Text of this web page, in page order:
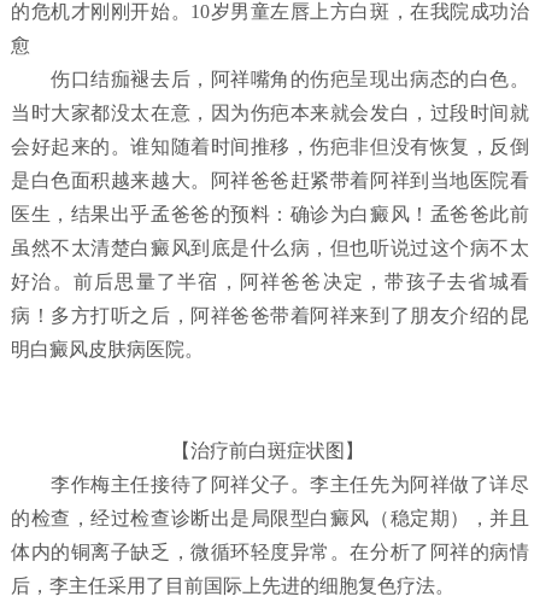
的危机才刚刚开始。10岁男童左唇上方白斑，在我院成功治
愈
伤口结痂褪去后，阿祥嘴角的伤疤呈现出病态的白色。
当时大家都没太在意，因为伤疤本来就会发白，过段时间就
会好起来的。谁知随着时间推移，伤疤非但没有恢复，反倒
是白色面积越来越大。阿祥爸爸赶紧带着阿祥到当地医院看
医生，结果出乎孟爸爸的预料：确诊为白癜风！孟爸爸此前
虽然不太清楚白癜风到底是什么病，但也听说过这个病不太
好治。前后思量了半宿，阿祥爸爸决定，带孩子去省城看
病！多方打听之后，阿祥爸爸带着阿祥来到了朋友介绍的昆
明白癜风皮肤病医院。
【治疗前白斑症状图】
李作梅主任接待了阿祥父子。李主任先为阿祥做了详尽
的检查，经过检查诊断出是局限型白癜风（稳定期），并且
体内的铜离子缺乏，微循环轻度异常。在分析了阿祥的病情
后，李主任采用了目前国际上先进的细胞复色疗法。